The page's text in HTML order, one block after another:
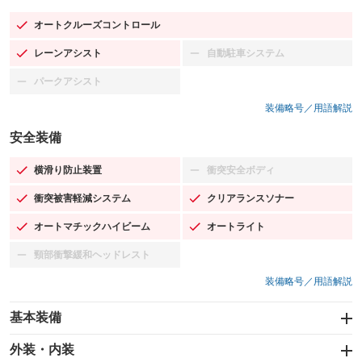
オートクルーズコントロール
：装備あり
レーンアシスト
：装備あり 自動駐車システム
：装備なし
パークアシスト
：装備なし
装備略号／用語解説
安全装備
横滑り防止装置
：装備あり 衝突安全ボディ
：装備なし
衝突被害軽減システム
：装備あり クリアランスソナー
：装備あり
オートマチックハイビーム
：装備あり オートライト
：装備あり
頸部衝撃緩和ヘッドレスト
：装備なし
装備略号／用語解説
基本装備
エアバッグ：運転席/助手席
：装備あり
外装・内装